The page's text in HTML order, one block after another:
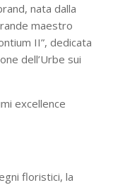
nata dalla
maestro
II”, dedicata
dell’Urbe sui
floristici, la